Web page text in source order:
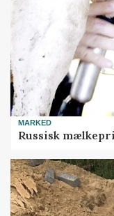
MARKED
Russisk